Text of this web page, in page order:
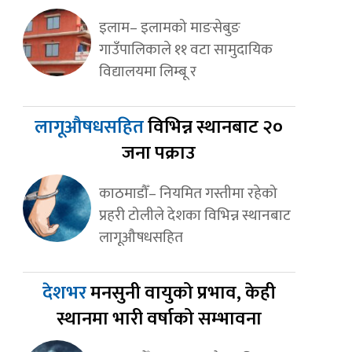
इलाम– इलामको माङसेबुङ
गाउँपालिकाले ११ वटा सामुदायिक
विद्यालयमा लिम्बू र
लागूऔषधसहितविभिन्न स्थानबाट २०
जना पक्राउ
काठमाडौँ– नियमित गस्तीमा रहेको
प्रहरी टोलीले देशका विभिन्न स्थानबाट
लागूऔषधसहित
देशभरमनसुनी वायुको प्रभाव, केही
स्थानमा भारी वर्षाको सम्भावना